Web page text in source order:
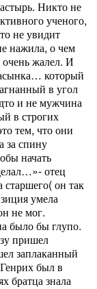
Никто не
ученого,
не увидит
нажила, о чем
жалел. И
который
в угол
и не мужчина
в строгих
тем, что они
за спину
начать
отец
старшего( он так
умела
не мог.
было бы глупо.
пришел
заплаканный
был в
братца знала